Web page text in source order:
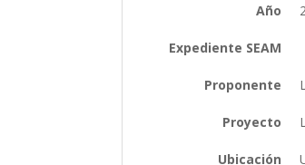
Año
Expediente SEAM
Proponente
Proyecto
Ubicación